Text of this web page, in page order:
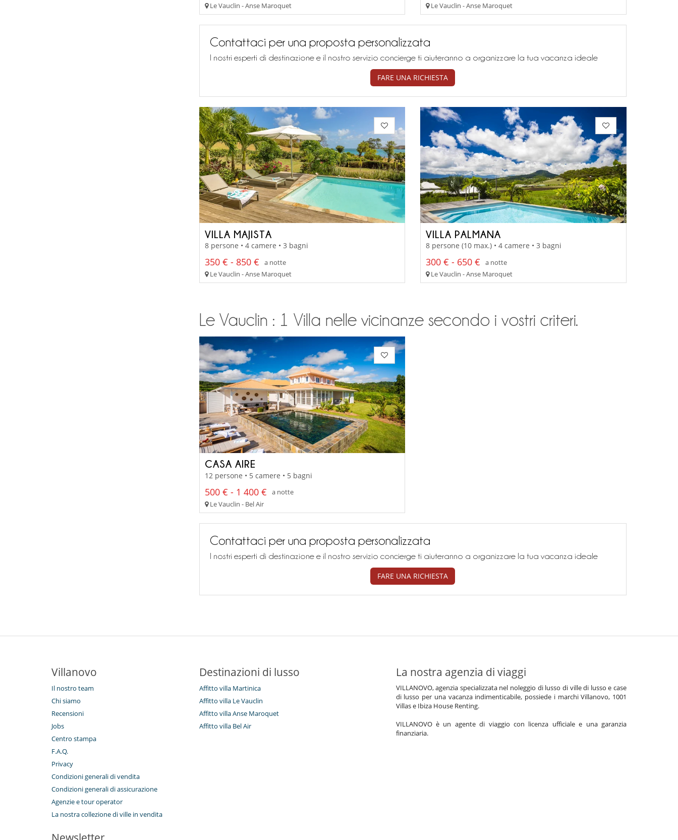
Le Vauclin - Anse Maroquet
Le Vauclin - Anse Maroquet
Contattaci per una proposta personalizzata
I nostri esperti di destinazione e il nostro servizio concierge ti aiuteranno a organizzare la tua vacanza ideale
FARE UNA RICHIESTA
VILLA MAJISTA
8 persone • 4 camere • 3 bagni
350 € - 850 €
a notte
Le Vauclin - Anse Maroquet
VILLA PALMANA
8 persone (10 max.) • 4 camere • 3 bagni
300 € - 650 €
a notte
Le Vauclin - Anse Maroquet
Le Vauclin : 1 Villa nelle vicinanze secondo i vostri criteri.
CASA AIRE
12 persone • 5 camere • 5 bagni
500 € - 1 400 €
a notte
Le Vauclin - Bel Air
Contattaci per una proposta personalizzata
I nostri esperti di destinazione e il nostro servizio concierge ti aiuteranno a organizzare la tua vacanza ideale
FARE UNA RICHIESTA
Villanovo
Il nostro team
Chi siamo
Recensioni
Jobs
Centro stampa
F.A.Q.
Privacy
Condizioni generali di vendita
Condizioni generali di assicurazione
Agenzie e tour operator
La nostra collezione di ville in vendita
Destinazioni di lusso
Affitto villa Martinica
Affitto villa Le Vauclin
Affitto villa Anse Maroquet
Affitto villa Bel Air
La nostra agenzia di viaggi
VILLANOVO, agenzia specializzata nel noleggio di lusso di ville di lusso e case
di lusso per una vacanza indimenticabile, possiede i marchi Villanovo, 1001
Villas e Ibiza House Renting.
VILLANOVO è un agente di viaggio con licenza ufficiale e una garanzia
finanziaria.